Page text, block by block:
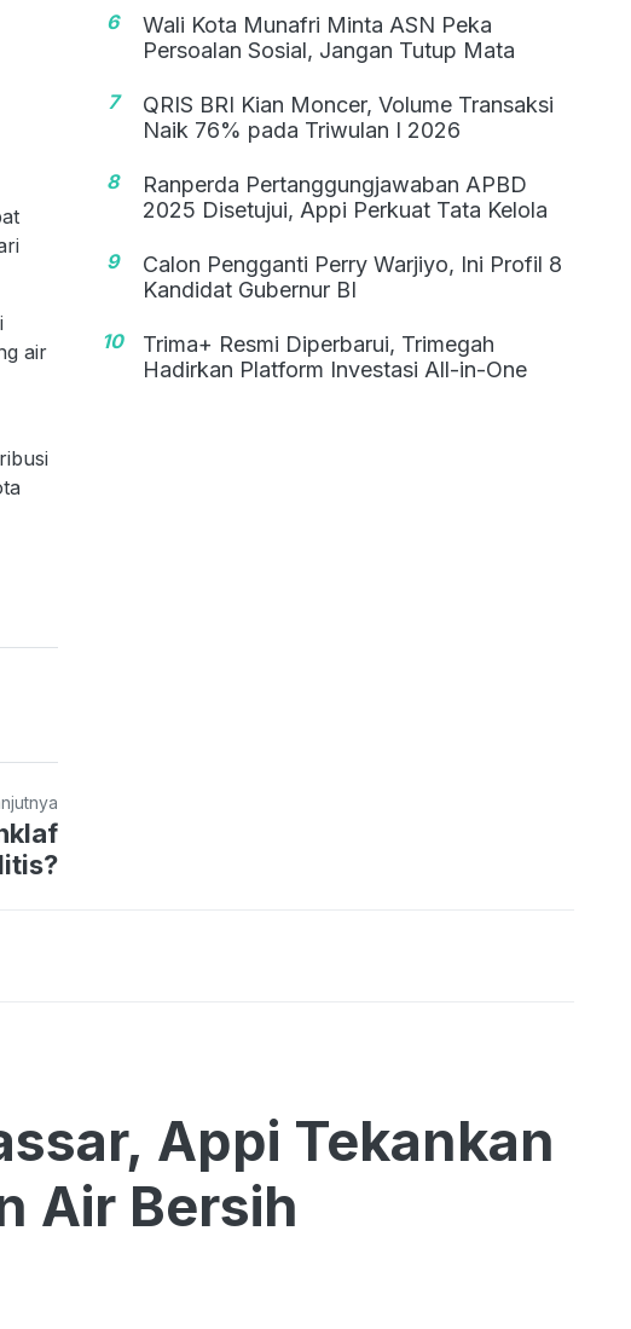
air
6
Wali Kota Munafri Minta ASN Peka
Persoalan Sosial, Jangan Tutup Mata
7
QRIS BRI Kian Moncer, Volume Transaksi
Naik 76% pada Triwulan I 2026
8
Ranperda Pertanggungjawaban APBD
2025 Disetujui, Appi Perkuat Tata Kelola
9
Calon Pengganti Perry Warjiyo, Ini Profil 8
Kandidat Gubernur BI
10
Trima+ Resmi Diperbarui, Trimegah
Hadirkan Platform Investasi All-in-One
Appi Tekankan
Air Bersih